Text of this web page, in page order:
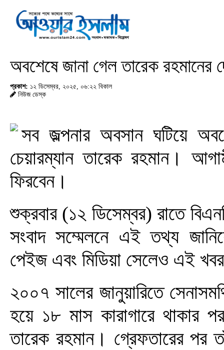
অবশেষে জানা গেল তারেক রহমানের
প্রকাশ: ১২ ডিসেম্বর, ২০২৫, ০৬:২২ বিকাল
নিউজ ডেস্ক
সব জল্পনার অবসান ঘটিয়ে
চেয়ারম্যান তারেক রহমান।
ফিরবেন।
শুক্রবার (১২ ডিসেম্বর) রাতে
সংবাদ সম্মেলনে এই তথ্য
পেইজ এবং মিডিয়া সেলেও এই
২০০৭ সালের জানুয়ারিতে
হয়ে ১৮ মাস কারাগারে থাকার
তারেক রহমান। গ্রেফতারের পর